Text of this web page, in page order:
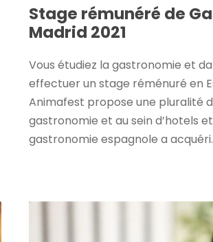
Stage rémunéré de
Madrid 2021
Vous étudiez la gastronomie et
effectuer un stage réménuré en
Animafest propose une pluralité
gastronomie et au sein d’hotels
gastronomie espagnole a